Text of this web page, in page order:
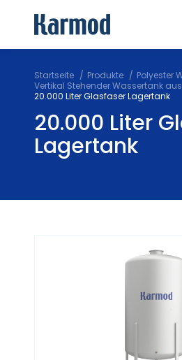
Startseite Produkte
Polyester
Vertikal Stehender Wassertank
20.000 Liter Glasfaser Lagertank
20.000 Liter
Lagertank